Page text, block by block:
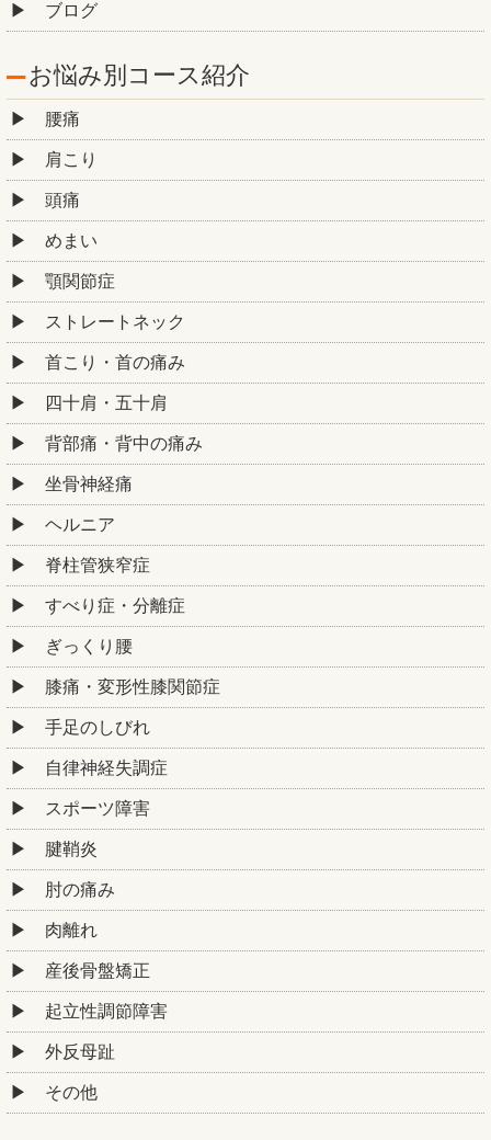
ブログ
お悩み別コース紹介
腰痛
肩こり
頭痛
めまい
顎関節症
ストレートネック
首こり・首の痛み
四十肩・五十肩
背部痛・背中の痛み
坐骨神経痛
ヘルニア
脊柱管狭窄症
すべり症・分離症
ぎっくり腰
膝痛・変形性膝関節症
手足のしびれ
自律神経失調症
スポーツ障害
腱鞘炎
肘の痛み
肉離れ
産後骨盤矯正
起立性調節障害
外反母趾
その他